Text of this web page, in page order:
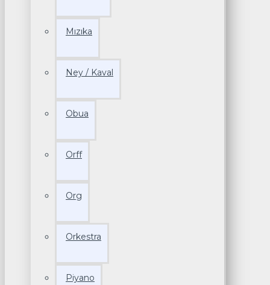
Mızıka
Ney / Kaval
Obua
Orff
Org
Orkestra
Piyano